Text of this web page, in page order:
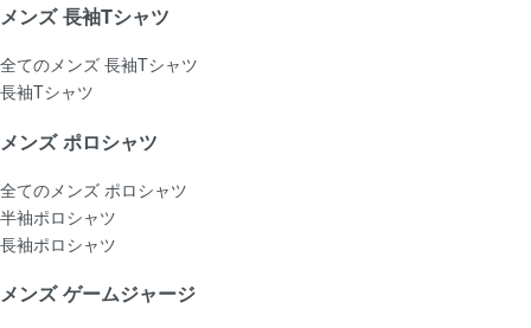
メンズ 長袖Tシャツ
全てのメンズ 長袖Tシャツ
長袖Tシャツ
メンズ ポロシャツ
全てのメンズ ポロシャツ
半袖ポロシャツ
長袖ポロシャツ
メンズ ゲームジャージ